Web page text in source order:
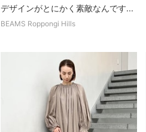
デザインがとにかく素敵なんです...
BEAMS Roppongi Hills